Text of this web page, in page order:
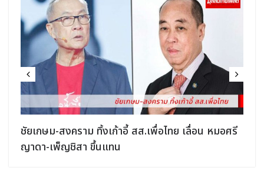
ชัยเกษม-สงคราม ทิ้งเก้าอี้ สส.เพื่อไทย เลื่อน หมอศรี
ญาดา-เพ็ญชิสา ขึ้นแทน